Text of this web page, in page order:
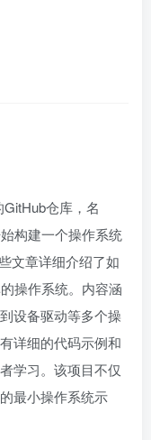
GitHub仓库，名
构建一个操作系统
文章详细介绍了如
操作系统。内容涵
设备驱动等多个操
详细的代码示例和
学习。该项目不仅
最小操作系统示